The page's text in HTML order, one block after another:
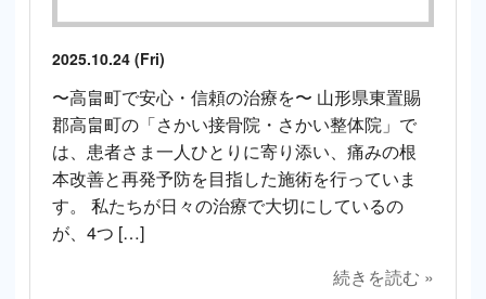
2025.10.24 (Fri)
〜高畠町で安心・信頼の治療を〜 山形県東置賜
郡高畠町の「さかい接骨院・さかい整体院」で
は、患者さま一人ひとりに寄り添い、痛みの根
本改善と再発予防を目指した施術を行っていま
す。 私たちが日々の治療で大切にしているの
が、4つ […]
続きを読む »